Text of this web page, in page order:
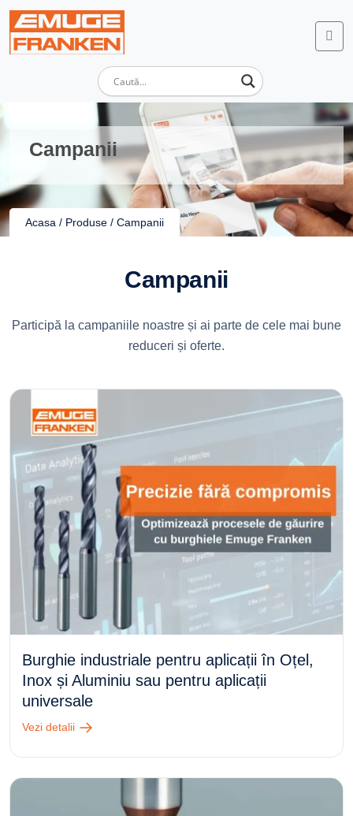
Campanii
Acasa / Produse / Campanii
Campanii
Participă la campaniile noastre și ai parte de cele mai bune
reduceri și oferte.
Burghie industriale pentru aplicații în Oțel,
Inox și Aluminiu sau pentru aplicații
universale
Vezi detalii